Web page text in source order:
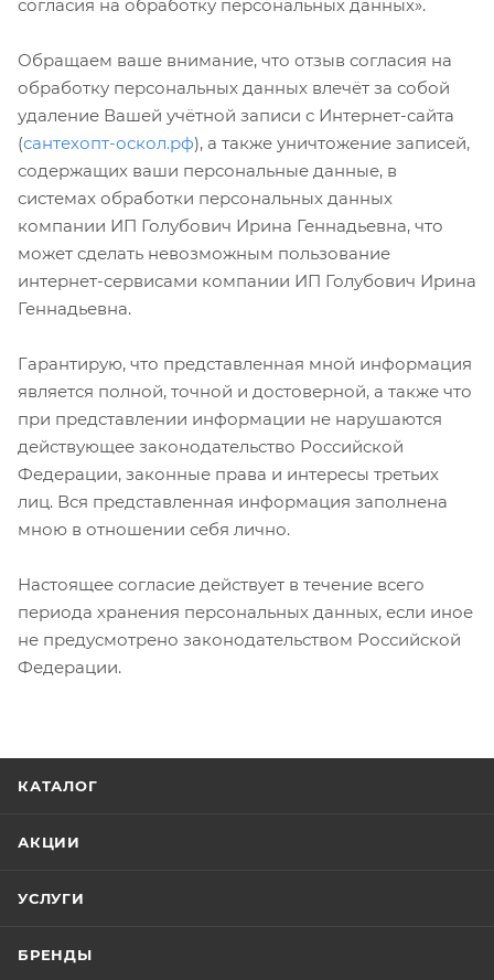
согласия на обработку персональных данных».
Обращаем ваше внимание, что отзыв согласия на
обработку персональных данных влечёт за собой
удаление Вашей учётной записи с Интернет-сайта
(сантехопт-оскол.рф), а также уничтожение записей,
содержащих ваши персональные данные, в
системах обработки персональных данных
компании ИП Голубович Ирина Геннадьевна, что
может сделать невозможным пользование
интернет-сервисами компании ИП Голубович Ирина
Геннадьевна.
Гарантирую, что представленная мной информация
является полной, точной и достоверной, а также что
при представлении информации не нарушаются
действующее законодательство Российской
Федерации, законные права и интересы третьих
лиц. Вся представленная информация заполнена
мною в отношении себя лично.
Настоящее согласие действует в течение всего
периода хранения персональных данных, если иное
не предусмотрено законодательством Российской
Федерации.
КАТАЛОГ
АКЦИИ
УСЛУГИ
БРЕНДЫ